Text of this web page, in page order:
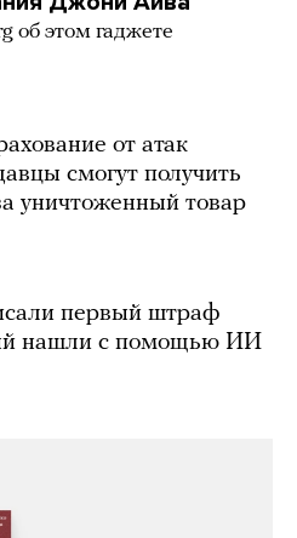
об этом гаджете
от атак
смогут получить
уничтоженный товар
первый штраф
нашли с помощью ИИ